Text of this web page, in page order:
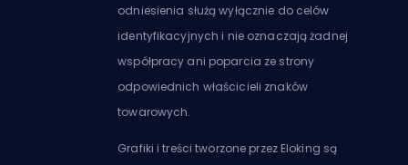
odniesienia służą wyłącznie do celów
identyfikacyjnych i nie oznaczają żadnej
współpracy ani poparcia ze strony
odpowiednich właścicieli znaków
towarowych.
Grafiki i treści tworzone przez Eloking są